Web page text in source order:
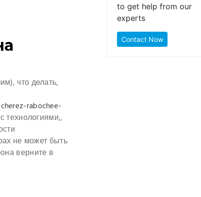
что делать,
rabochee-
технологиями,,
не может быть
верните в
to get help from our
experts
Contact Now